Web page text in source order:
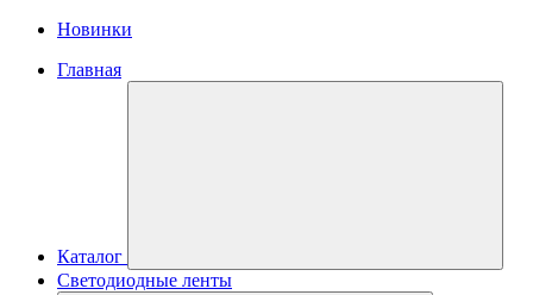
Новинки
Главная
Каталог
Светодиодные ленты